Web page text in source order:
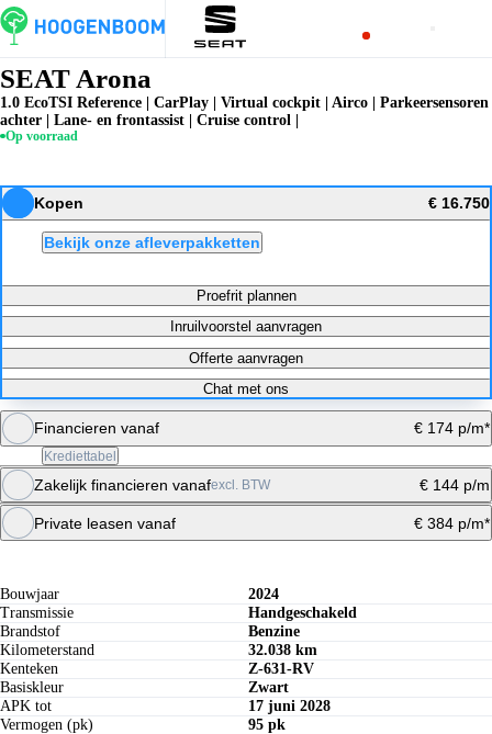
SEAT Arona
1.0 EcoTSI Reference | CarPlay | Virtual cockpit | Airco | Parkeersensoren
achter | Lane- en frontassist | Cruise control |
Op voorraad
Kopen € 16.750
Bekijk onze afleverpakketten
Proefrit plannen
Inruilvoorstel aanvragen
Offerte aanvragen
Chat met ons
Financieren vanaf € 174 p/m*
Krediettabel
Maandbedrag berekenen
Zakelijk financieren vanafexcl. BTW € 144 p/m
Maandbedrag berekenen
Private leasen vanaf € 384 p/m*
Specificaties
Bouwjaar
2024
Transmissie
Handgeschakeld
Brandstof
Benzine
Kilometerstand
32.038 km
Kenteken
Z-631-RV
Basiskleur
Zwart
APK tot
17 juni 2028
Vermogen (pk)
95 pk